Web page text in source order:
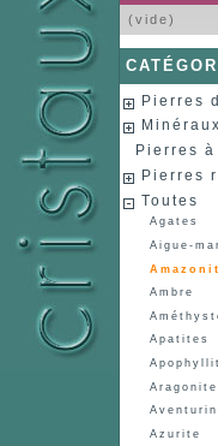
(vide)
Pierres
Minéraux
Pierres
Pierres
Toutes
Agates
Aigue-
Ambre
Apatites
Aragonite
Azurite